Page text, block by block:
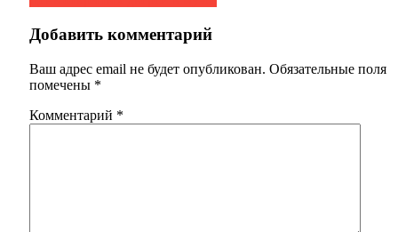
по
записям
Добавить комментарий
Ваш адрес email не будет опубликован. Обязательные поля
помечены *
Комментарий *